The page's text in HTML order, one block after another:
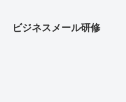
ビジネスメール研修